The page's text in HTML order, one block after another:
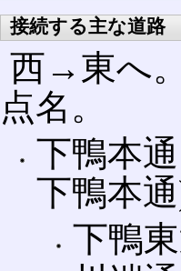
接続する主な道路
西→東へ
点名。
下鴨本
下鴨本
下鴨